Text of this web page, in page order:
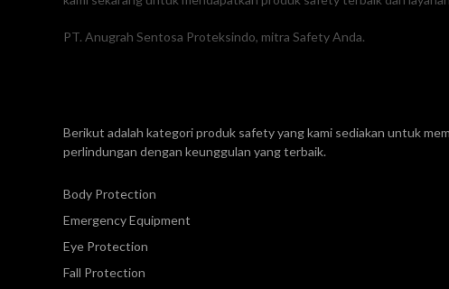
PT. Anugrah Sentosa Proteksindo, mitra Safety Anda.
Berikut adalah kategori produk safety yang kami sediakan untuk
perlindungan dengan keunggulan yang terbaik.
Body Protection
Emergency Equipment
Eye Protection
Fall Protection